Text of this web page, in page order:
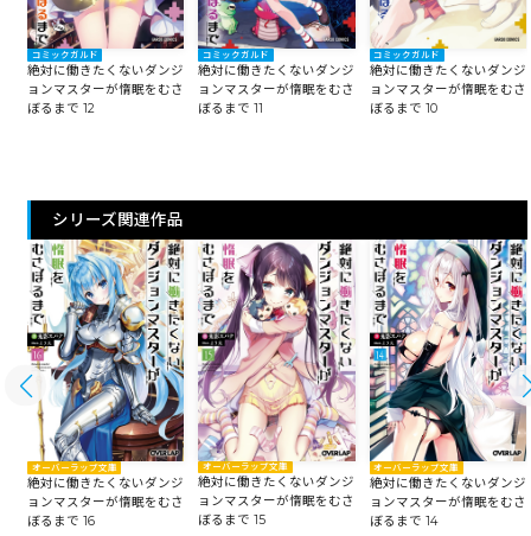
コミックガルド
絶対に働きたくないダンジ
ョンマスターが惰眠をむさ
ぼるまで 12
コミックガルド
絶対に働きたくないダンジ
ョンマスターが惰眠をむさ
ぼるまで 11
コミックガルド
絶対に働きたくないダンジ
ョンマスターが惰眠をむさ
ぼるまで 10
シリーズ関連作品
オーバーラップ文庫
絶対に働きたくないダンジ
ョンマスターが惰眠をむさ
ぼるまで 16
オーバーラップ文庫
絶対に働きたくないダンジ
ョンマスターが惰眠をむさ
ぼるまで 15
オーバーラップ文庫
絶対に働きたくないダンジ
ョンマスターが惰眠をむさ
ぼるまで 14